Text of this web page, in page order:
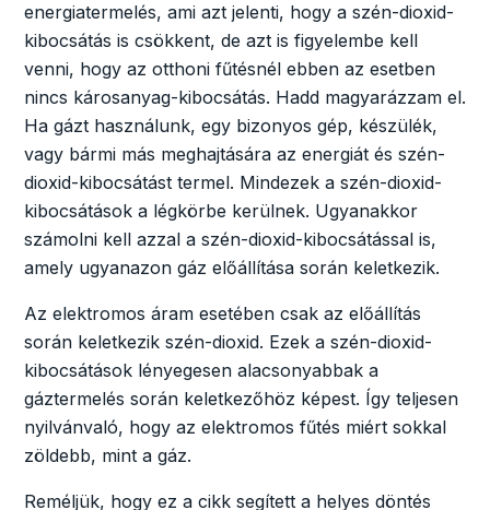
energiatermelés, ami azt jelenti, hogy a szén-dioxid-
kibocsátás is csökkent, de azt is figyelembe kell
venni, hogy az otthoni fűtésnél ebben az esetben
nincs károsanyag-kibocsátás. Hadd magyarázzam el.
Ha gázt használunk, egy bizonyos gép, készülék,
vagy bármi más meghajtására az energiát és szén-
dioxid-kibocsátást termel. Mindezek a szén-dioxid-
kibocsátások a légkörbe kerülnek. Ugyanakkor
számolni kell azzal a szén-dioxid-kibocsátással is,
amely ugyanazon gáz előállítása során keletkezik.
Az elektromos áram esetében csak az előállítás
során keletkezik szén-dioxid. Ezek a szén-dioxid-
kibocsátások lényegesen alacsonyabbak a
gáztermelés során keletkezőhöz képest. Így teljesen
nyilvánvaló, hogy az elektromos fűtés miért sokkal
zöldebb, mint a gáz.
Reméljük, hogy ez a cikk segített a helyes döntés